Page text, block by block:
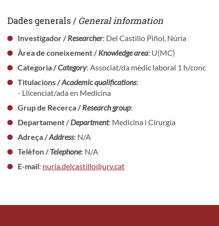
Dades generals / General information
Investigador /Researcher: Del Castillo Piñol, Núria
Àrea de coneixement /Knowledge area: U(MC)
Categoria /Category: Associat/da mèdic laboral 1 h/conc
Titulacions /Academic qualifications:
- Llicenciat/ada en Medicina
Grup de Recerca /Research group:
Departament /Department: Medicina i Cirurgia
Adreça /Address: N/A
Telèfon /Telephone: N/A
E-mail: nuria.delcastillo@urv.cat